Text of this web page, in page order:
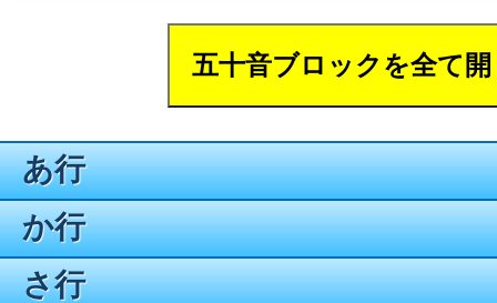
あ行
か行
さ行